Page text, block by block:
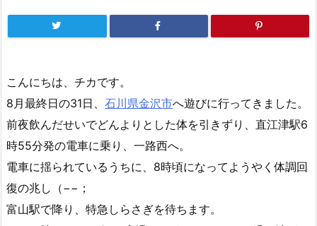
こんにちは、チカです。
8月最終日の31日、 石川県金沢市へ遊びに行ってきました。
前夜飲んだせいでどんよりとした体を引きずり、直江津駅6
時55分発の電車に乗り、一路西へ。
電車に揺られているうちに、8時頃になってようやく体調回
復の兆し（−−；
富山駅で降り、特急しらさぎを待ちます。